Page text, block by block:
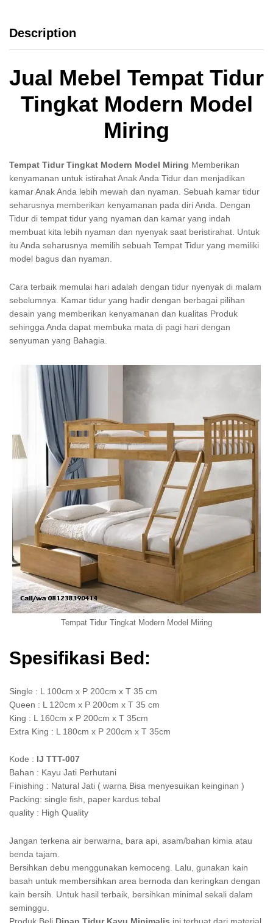
Description
Jual Mebel Tempat Tidur
Tingkat Modern Model
Miring
Tempat Tidur Tingkat Modern Model Miring Memberikan
kenyamanan untuk istirahat Anak Anda Tidur dan menjadikan
kamar Anak Anda lebih mewah dan nyaman. Sebuah kamar tidur
seharusnya memberikan kenyamanan pada diri Anda. Dengan
Tidur di tempat tidur yang nyaman dan kamar yang indah
membuat kita lebih nyaman dan nyenyak saat beristirahat. Untuk
itu Anda seharusnya memilih sebuah Tempat Tidur yang memiliki
model bagus dan nyaman.
Cara terbaik memulai hari adalah dengan tidur nyenyak di malam
sebelumnya. Kamar tidur yang hadir dengan berbagai pilihan
desain yang memberikan kenyamanan dan kualitas Produk
sehingga Anda dapat membuka mata di pagi hari dengan
senyuman yang Bahagia.
Tempat Tidur Tingkat Modern Model Miring
Spesifikasi Bed:
Single : L 100cm x P 200cm x T 35 cm
Queen : L 120cm x P 200cm x T 35 cm
King : L 160cm x P 200cm x T 35cm
Extra King : L 180cm x P 200cm x T 35cm
Kode : IJ TTT-007
Bahan : Kayu Jati Perhutani
Finishing : Natural Jati ( warna Bisa menyesuikan keinginan )
Packing: single fish, paper kardus tebal
quality : High Quality
Jangan terkena air berwarna, bara api, asam/bahan kimia atau
benda tajam.
Bersihkan debu menggunakan kemoceng. Lalu, gunakan kain
basah untuk membersihkan area bernoda dan keringkan dengan
kain bersih. Untuk hasil terbaik, bersihkan minimal sekali dalam
seminggu.